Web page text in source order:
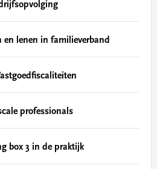
en lenen in familieverband
professionals
box 3 in de praktijk